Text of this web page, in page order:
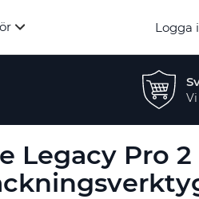
Logga
Legacy Pro